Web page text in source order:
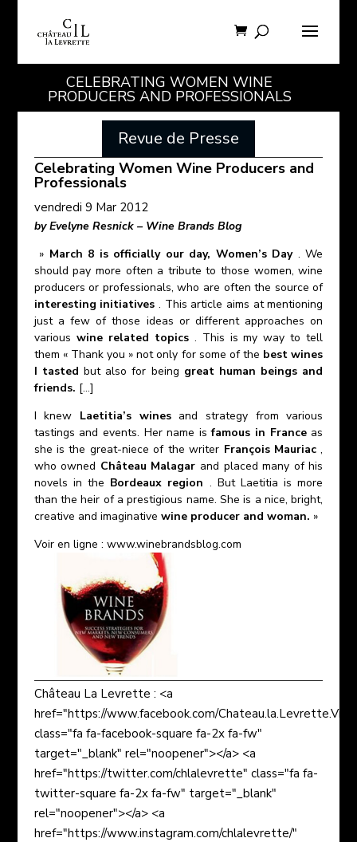
CELEBRATING WOMEN WINE
PRODUCERS AND PROFESSIONALS
Revue de Presse
Celebrating Women Wine Producers and
Professionals
vendredi 9 Mar 2012
by Evelyne Resnick – Wine Brands Blog
» March 8 is officially our day, Women’s Day . We
should pay more often a tribute to those women, wine
producers or professionals, who are often the source of
interesting initiatives . This article aims at mentioning
just a few of those ideas or different approaches on
various wine related topics . This is my way to tell
them « Thank you » not only for some of the best wines
I tasted but also for being great human beings and
friends. […]
I knew Laetitia’s wines and strategy from various
tastings and events. Her name isfamous in France as
she is the great-niece of the writer François Mauriac,
who owned Château Malagar and placed many of his
novels in the Bordeaux region . But Laetitia is more
than the heir of a prestigious name. She is a nice, bright,
creative and imaginative wine producer and woman. »
Voir en ligne : www.winebrandsblog.com
Château La Levrette : <a
href="https://www.facebook.com/
class="fa fa-facebook-square fa-2x fa-fw"
target="_blank" rel="noopener"></a> <a
href="https://twitter.com/chlalevrette" class="fa fa-
twitter-square fa-2x fa-fw" target="_blank"
rel="noopener"></a> <a
href="https://www.instagram.com/chlalevrette/"